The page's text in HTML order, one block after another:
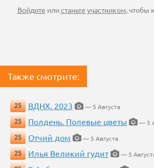
Войдите илистаньте участником, чтобы
Также смотрите:
25 ВДНХ, 2023
— 5 Августа
25
Полдень. Полевые цветы
— 5
25
Отчий дом
— 5 Августа
25
Илья Великий гудит
— 5